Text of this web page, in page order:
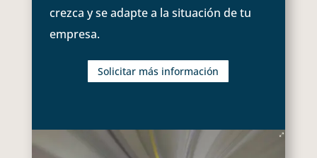
crezca y se adapte a la situación de tu
empresa.
Solicitar más información